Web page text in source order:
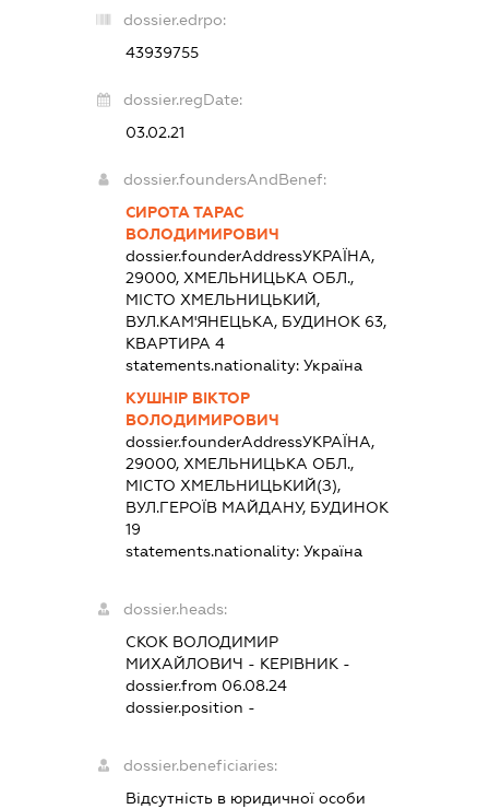
dossier.edrpo:
43939755
dossier.regDate:
03.02.21
dossier.foundersAndBenef:
СИРОТА ТАРАС
ВОЛОДИМИРОВИЧ
dossier.founderAddressУКРАЇНА,
29000, ХМЕЛЬНИЦЬКА ОБЛ.,
МІСТО ХМЕЛЬНИЦЬКИЙ,
ВУЛ.КАМ'ЯНЕЦЬКА, БУДИНОК 63,
КВАРТИРА 4
statements.nationality: Україна
КУШНІР ВІКТОР
ВОЛОДИМИРОВИЧ
dossier.founderAddressУКРАЇНА,
29000, ХМЕЛЬНИЦЬКА ОБЛ.,
МІСТО ХМЕЛЬНИЦЬКИЙ(З),
ВУЛ.ГЕРОЇВ МАЙДАНУ, БУДИНОК
19
statements.nationality: Україна
dossier.heads:
СКОК ВОЛОДИМИР
МИХАЙЛОВИЧ - КЕРІВНИК -
dossier.from 06.08.24
dossier.position -
dossier.beneficiaries:
Відсутність в юридичної особи